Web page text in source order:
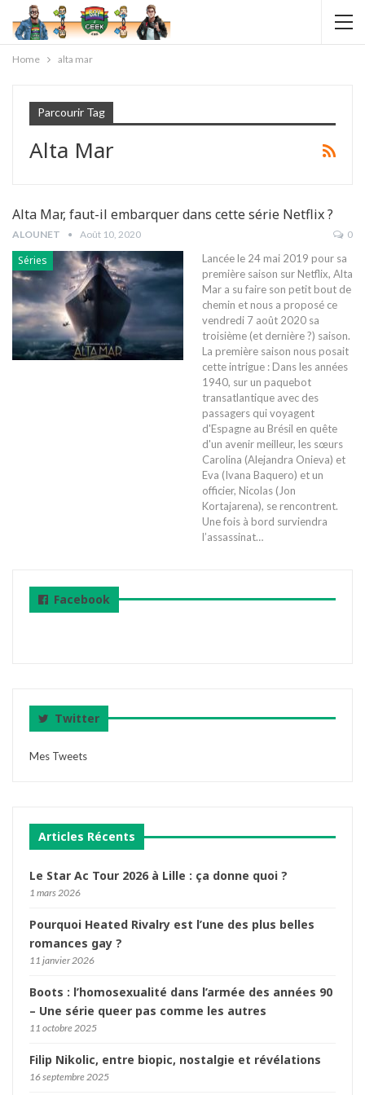
Home alta mar
Parcourir Tag
Alta Mar
Alta Mar, faut-il embarquer dans cette série Netflix ?
ALOUNET Août 10, 2020 0
Séries
Lancée le 24 mai 2019 pour sa
première saison sur Netflix, Alta
Mar a su faire son petit bout de
chemin et nous a proposé ce
vendredi 7 août 2020 sa
troisième (et dernière ?) saison.
La première saison nous posait
cette intrigue : Dans les années
1940, sur un paquebot
transatlantique avec des
passagers qui voyagent
d'Espagne au Brésil en quête
d'un avenir meilleur, les sœurs
Carolina (Alejandra Onieva) et
Eva (Ivana Baquero) et un
officier, Nicolas (Jon
Kortajarena), se rencontrent.
Une fois à bord surviendra
l’assassinat…
Facebook
Twitter
Mes Tweets
Articles Récents
Le Star Ac Tour 2026 à Lille : ça donne quoi ?
1 mars 2026
Pourquoi Heated Rivalry est l’une des plus belles
romances gay ?
11 janvier 2026
Boots : l’homosexualité dans l’armée des années 90
– Une série queer pas comme les autres
11 octobre 2025
Filip Nikolic, entre biopic, nostalgie et révélations
16 septembre 2025